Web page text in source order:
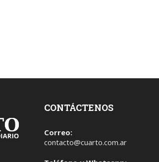
CONTÁCTENOS
Correo:
contacto@cuarto.com.ar